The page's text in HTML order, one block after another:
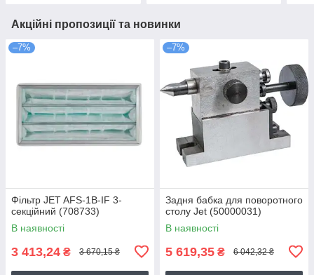
Акційні пропозиції та новинки
–7%
Фільтр JET AFS-1B-IF 3-
секційний (708733)
В наявності
3 413,24 ₴ 3 670,15 ₴
–7%
Задня бабка для поворотного
столу Jet (50000031)
В наявності
5 619,35 ₴ 6 042,32 ₴